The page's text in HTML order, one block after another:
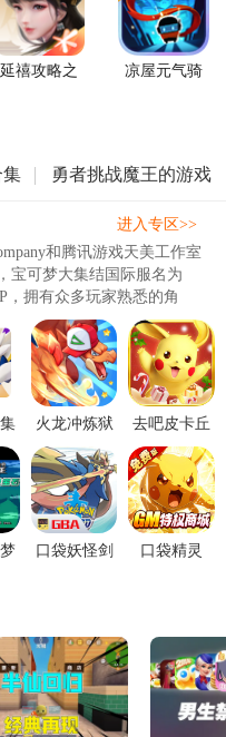
延禧攻略之
凉屋元气骑
集 勇者挑战魔王的游戏
和腾讯游戏天美工作室
宝可梦大集结国际服名为
，拥有众多玩家熟悉的角
进入专区>>
火龙冲炼狱
版宝可梦手
游1.2.0 安卓
最新版
去吧皮卡丘
游戏(更名热
血精灵
王)9.7.1 安
卓
口袋妖怪剑
口袋精灵